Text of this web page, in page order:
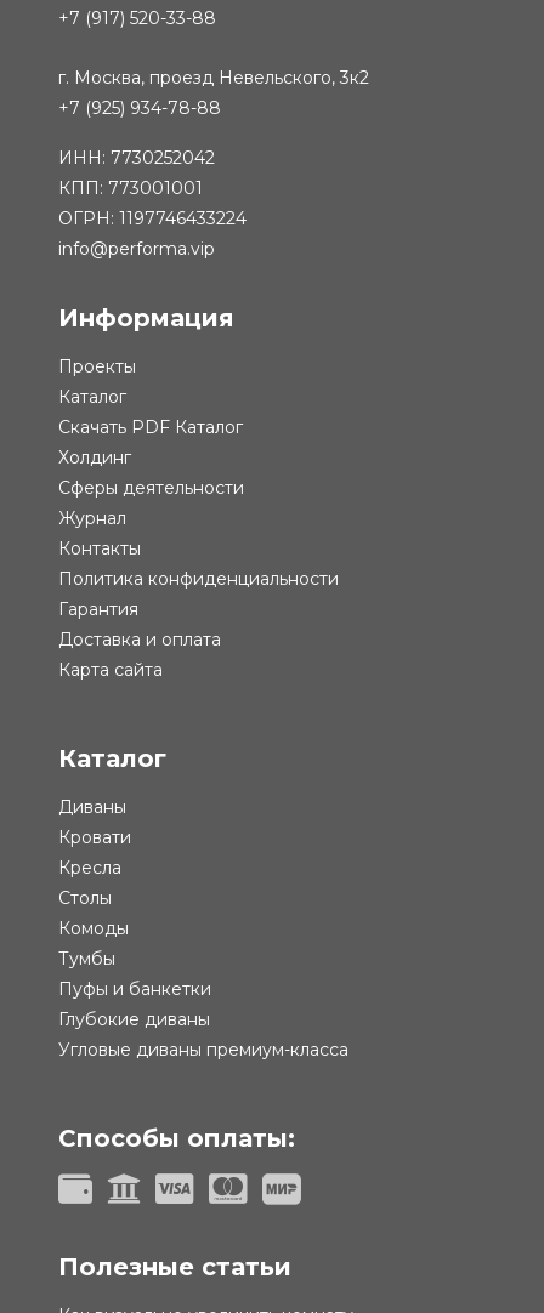
+7 (917) 520-33-88
г. Москва, проезд Невельского, 3к2
+7 (925) 934-78-88
ИНН: 7730252042
КПП: 773001001
ОГРН: 1197746433224
info@performa.vip
Информация
Проекты
Каталог
Скачать PDF Каталог
Холдинг
Сферы деятельности
Журнал
Контакты
Политика конфиденциальности
Гарантия
Доставка и оплата
Карта сайта
Каталог
Диваны
Кровати
Кресла
Столы
Комоды
Тумбы
Пуфы и банкетки
Глубокие диваны
Угловые диваны премиум-класса
Способы оплаты:
Полезные статьи